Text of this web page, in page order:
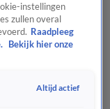
instellingen
zullen overal
Raadpleeg
Bekijk hier onze
Altijd actief